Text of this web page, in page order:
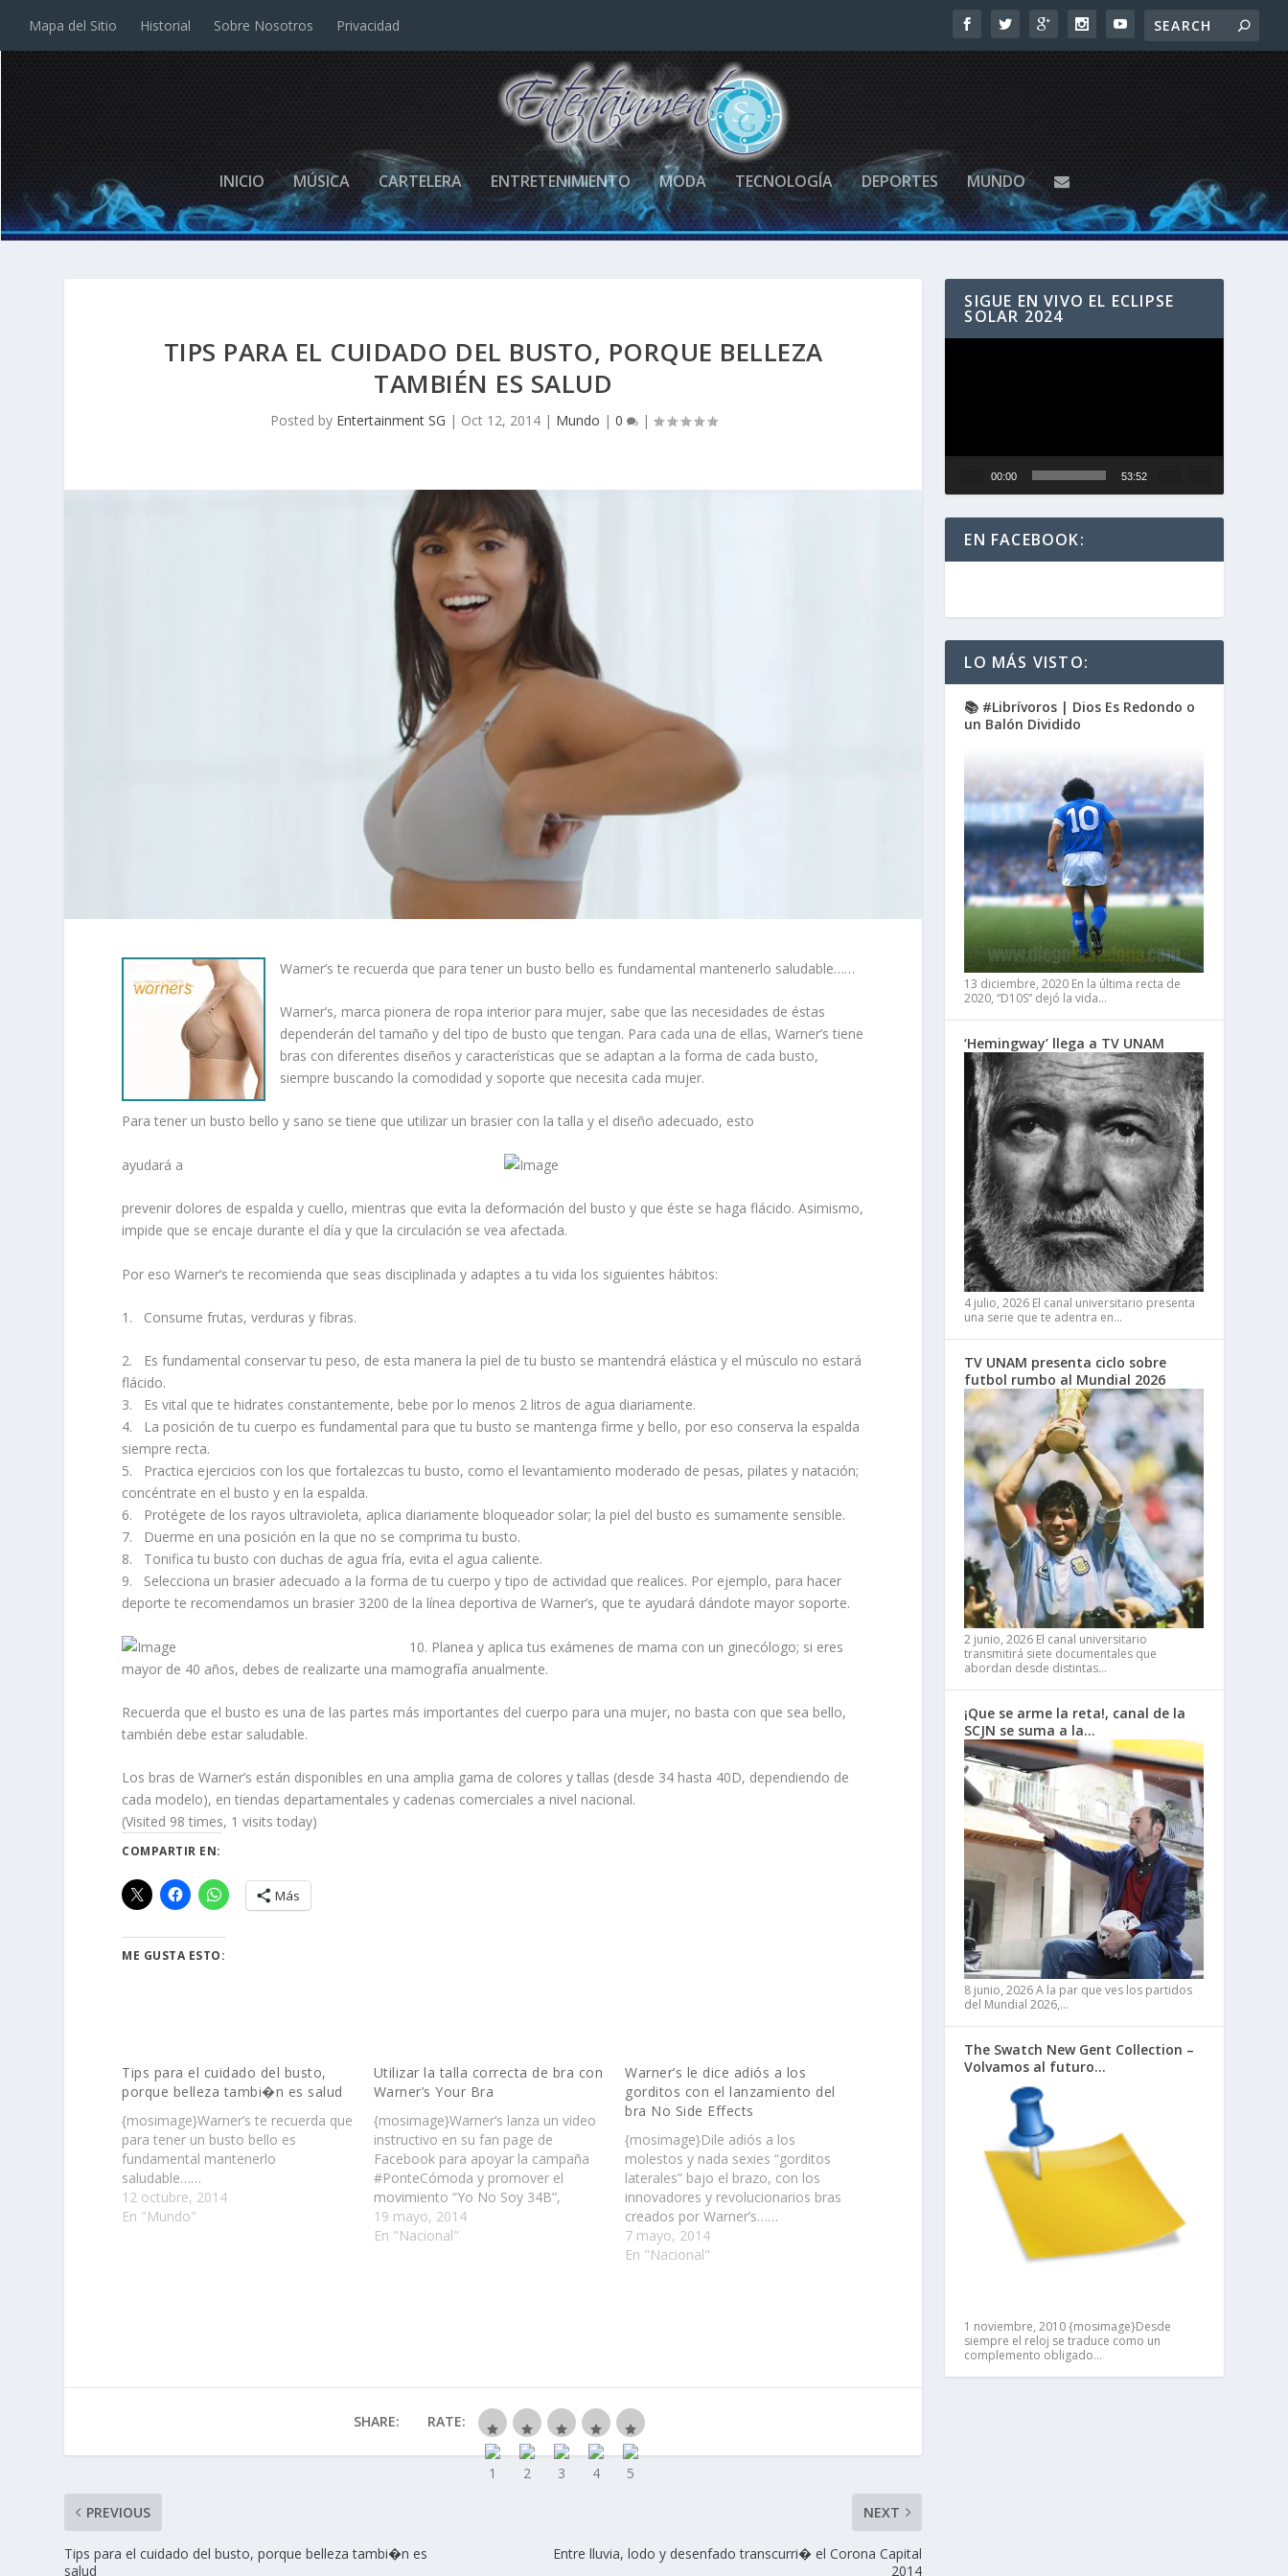
Mapa del Sitio Historial Sobre Nosotros Privacidad
INICIO MÚSICA CARTELERA ENTRETENIMIENTO MODA TECNOLOGÍA DEPORTES MUNDO
TIPS PARA EL CUIDADO DEL BUSTO, PORQUE BELLEZA
TAMBIÉN ES SALUD
Posted by Entertainment SG | Oct 12, 2014| Mundo | 0 |
Warner’s te recuerda que para tener un busto bello es fundamental mantenerlo saludable……
Warner’s, marca pionera de ropa interior para mujer, sabe que las necesidades de éstas
dependerán del tamaño y del tipo de busto que tengan. Para cada una de ellas, Warner’s tiene
bras con diferentes diseños y características que se adaptan a la forma de cada busto,
siempre buscando la comodidad y soporte que necesita cada mujer.
Para tener un busto bello y sano se tiene que utilizar un brasier con la talla y el diseño adecuado, esto
ayudará a
prevenir dolores de espalda y cuello, mientras que evita la deformación del busto y que éste se haga flácido. Asimismo,
impide que se encaje durante el día y que la circulación se vea afectada.
Por eso Warner’s te recomienda que seas disciplinada y adaptes a tu vida los siguientes hábitos:
1. Consume frutas, verduras y fibras.
2. Es fundamental conservar tu peso, de esta manera la piel de tu busto se mantendrá elástica y el músculo no estará
flácido.
3. Es vital que te hidrates constantemente, bebe por lo menos 2 litros de agua diariamente.
4. La posición de tu cuerpo es fundamental para que tu busto se mantenga firme y bello, por eso conserva la espalda
siempre recta.
5. Practica ejercicios con los que fortalezcas tu busto, como el levantamiento moderado de pesas, pilates y natación;
concéntrate en el busto y en la espalda.
6. Protégete de los rayos ultravioleta, aplica diariamente bloqueador solar; la piel del busto es sumamente sensible.
7. Duerme en una posición en la que no se comprima tu busto.
8. Tonifica tu busto con duchas de agua fría, evita el agua caliente.
9. Selecciona un brasier adecuado a la forma de tu cuerpo y tipo de actividad que realices. Por ejemplo, para hacer
deporte te recomendamos un brasier 3200 de la línea deportiva de Warner’s, que te ayudará dándote mayor soporte.
10. Planea y aplica tus exámenes de mama con un ginecólogo; si eres
mayor de 40 años, debes de realizarte una mamografía anualmente.
Recuerda que el busto es una de las partes más importantes del cuerpo para una mujer, no basta con que sea bello,
también debe estar saludable.
Los bras de Warner’s están disponibles en una amplia gama de colores y tallas (desde 34 hasta 40D, dependiendo de
cada modelo), en tiendas departamentales y cadenas comerciales a nivel nacional.
(Visited 98 times, 1 visits today)
COMPARTIR EN:
Más
ME GUSTA ESTO:
Tips para el cuidado del busto,
porque belleza tambi�n es salud
{mosimage}Warner’s te recuerda que
para tener un busto bello es
fundamental mantenerlo
saludable……
12 octubre, 2014
En "Mundo"
Utilizar la talla correcta de bra con
Warner’s Your Bra
{mosimage}Warner’s lanza un video
instructivo en su fan page de
Facebook para apoyar la campaña
#PonteCómoda y promover el
movimiento “Yo No Soy 34B”,
invitando a las mujeres a sentirse
cómodas con el brasier adecuado a
19 mayo, 2014
En "Nacional"
Warner’s le dice adiós a los
gorditos con el lanzamiento del
bra No Side Effects
{mosimage}Dile adiós a los
molestos y nada sexies “gorditos
laterales” bajo el brazo, con los
innovadores y revolucionarios bras
creados por Warner’s……
7 mayo, 2014
En "Nacional"
SHARE: RATE:
PREVIOUS
Tips para el cuidado del busto, porque belleza tambi�n es
salud
NEXT
Entre lluvia, lodo y desenfado transcurri� el Corona Capital
2014
SIGUE EN VIVO EL ECLIPSE
SOLAR 2024
00:00 53:52
EN FACEBOOK:
LO MÁS VISTO:
📚 #Librívoros | Dios Es Redondo o
un Balón Dividido
13 diciembre, 2020 En la última recta de
2020, “D10S” dejó la vida…
‘Hemingway’ llega a TV UNAM
4 julio, 2026 El canal universitario presenta
una serie que te adentra en…
TV UNAM presenta ciclo sobre
futbol rumbo al Mundial 2026
2 junio, 2026 El canal universitario
transmitirá siete documentales que
abordan desde distintas…
¡Que se arme la reta!, canal de la
SCJN se suma a la…
8 junio, 2026A la par que ves los partidos
del Mundial 2026,…
The Swatch New Gent Collection –
Volvamos al futuro…
1 noviembre, 2010{mosimage}Desde
siempre el reloj se traduce como un
complemento obligado…